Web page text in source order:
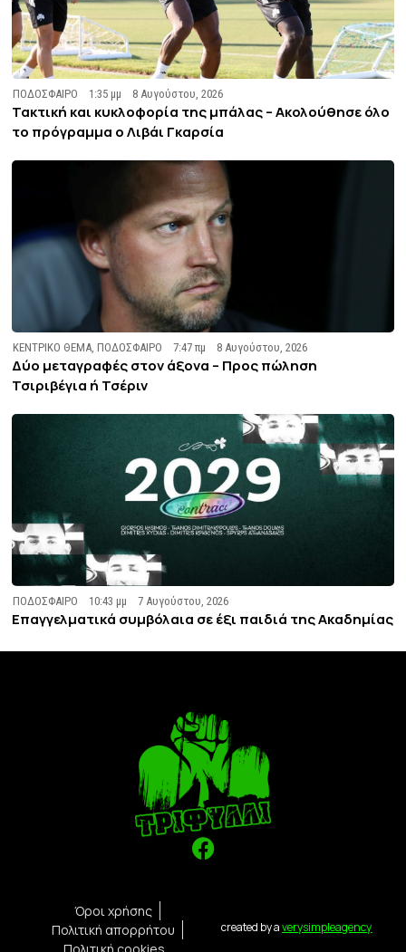
ΠΟΔΟΣΦΑΙΡΟ 1:35 μμ 8 Αυγούστου, 2026
Τακτική και κυκλοφορία της μπάλας – Ακολούθησε όλο
το πρόγραμμα ο Λιβάι Γκαρσία
ΚΕΝΤΡΙΚΟ ΘΕΜΑ,ΠΟΔΟΣΦΑΙΡΟ 7:47 πμ 8 Αυγούστου, 2026
Δύο μεταγραφές στον άξονα – Προς πώληση
Τσιριβέγια ή Τσέριν
ΠΟΔΟΣΦΑΙΡΟ 10:43 μμ 7 Αυγούστου, 2026
Επαγγελματικά συμβόλαια σε έξι παιδιά της Ακαδημίας
created by averysimpleagency
Όροι χρήσης
Πολιτική απορρήτου